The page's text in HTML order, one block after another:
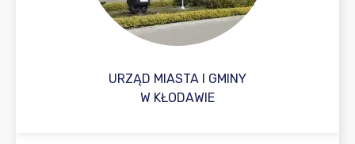
URZĄD MIASTA I GMINY
W KŁODAWIE